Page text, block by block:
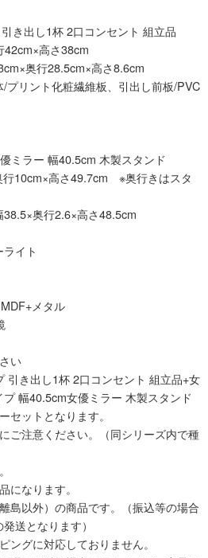
き出し1杯 2口コンセント 組立品
42cm×高さ38cm
奥行28.5cm×高さ8.6cm
/プリント化粧繊維板、引出し前板/PVC
ミラー 幅40.5cm 木製スタンド
行10cm×高さ49.7cm ※奥行きはスタ
38.5×奥行2.6×高さ48.5cm
イト
メタル
い
引き出し1杯 2口コンセント 組立品+女
幅40.5cm女優ミラー 木製スタンド
セットとなります。
ご注意ください。（同シリーズ内で種
になります。
島以外）の商品です。（振込等の場合
送となります）
ングに対応しておりません。